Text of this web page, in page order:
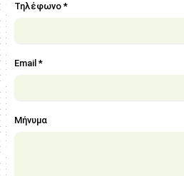
Τηλέφωνο *
Email *
Μήνυμα